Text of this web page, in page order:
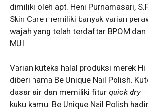
dimiliki oleh apt. Heni Purnamasari,
Skin Care memiliki banyak varian
wajah yang telah terdaftar BPOM dan
MUI.
Varian kuteks halal produksi merek Hi
diberi nama Be Unique Nail Polish.
dasar air dan memiliki fitur quick dry
kuku kamu. Be Unique Nail Polish